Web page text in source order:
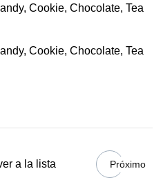
a la lista Próximo